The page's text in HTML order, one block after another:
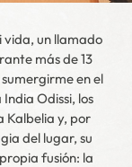
vida, un llamado
más de 13
en el
Odissi, los
Kalbelia y, por
del lugar, su
fusión: la